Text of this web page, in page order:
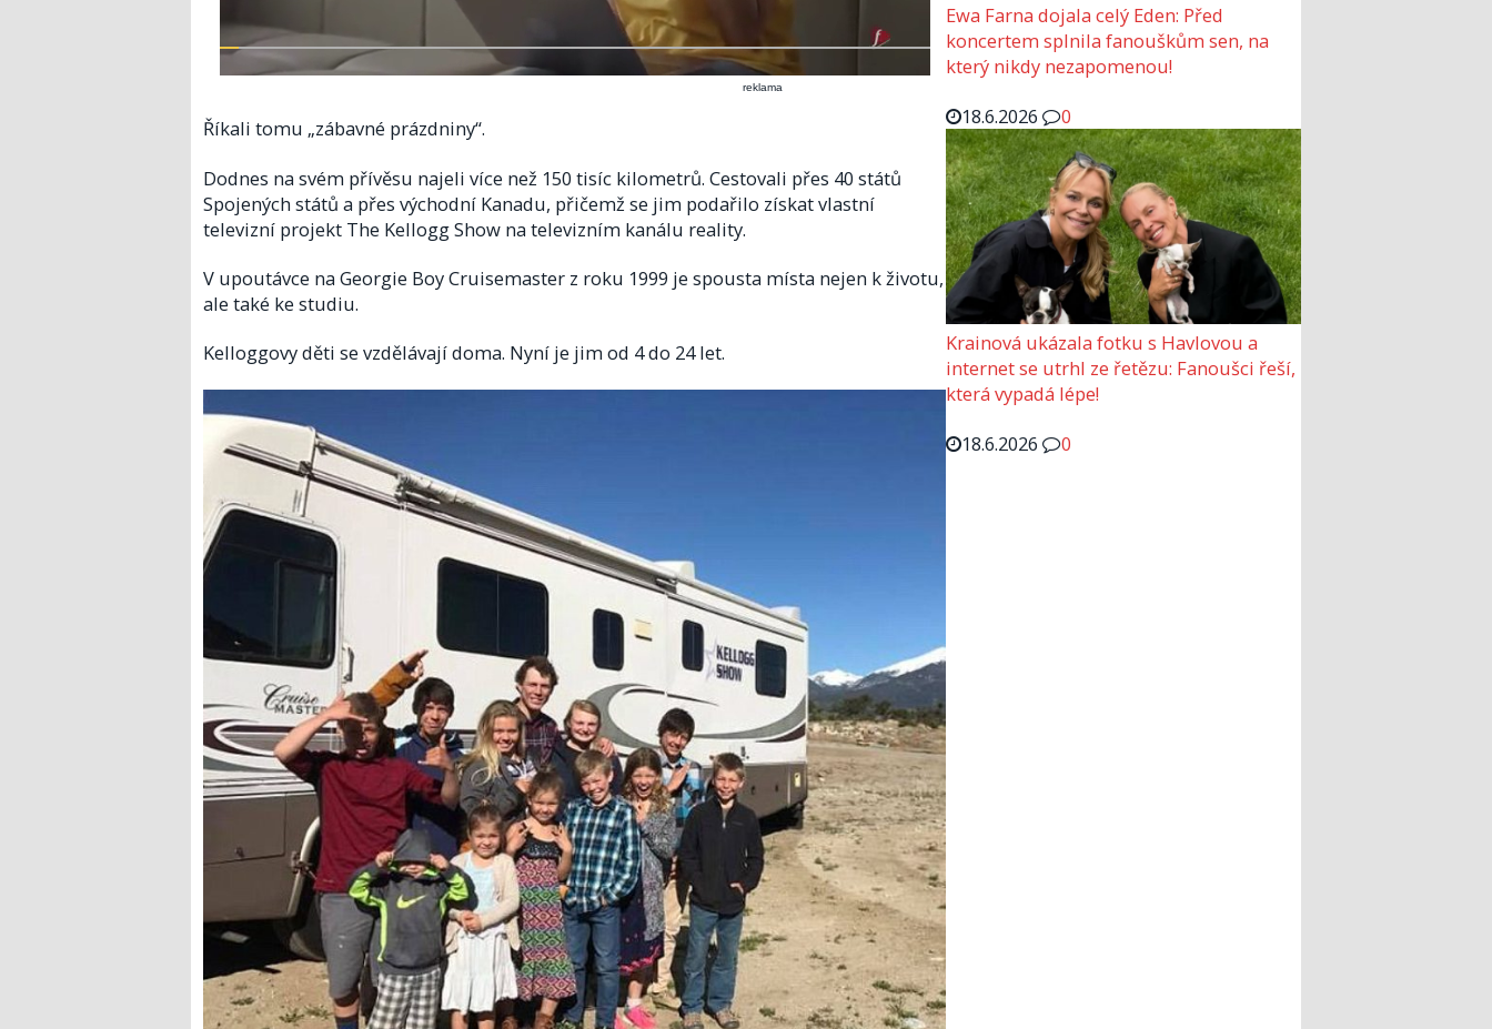
reklama
Říkali tomu „zábavné prázdniny“.
Dodnes na svém přívěsu najeli více než 150 tisíc kilometrů. Cestovali přes 40 států
Spojených států a přes východní Kanadu, přičemž se jim podařilo získat vlastní
televizní projekt The Kellogg Show na televizním kanálu reality.
V upoutávce na Georgie Boy Cruisemaster z roku 1999 je spousta místa nejen k životu,
ale také ke studiu.
Kelloggovy děti se vzdělávají doma. Nyní je jim od 4 do 24 let.
Ewa Farna dojala celý Eden: Před
koncertem splnila fanouškům sen, na
který nikdy nezapomenou!
18.6.2026
0
Krainová ukázala fotku s Havlovou a
internet se utrhl ze řetězu: Fanoušci řeší,
která vypadá lépe!
18.6.2026
0